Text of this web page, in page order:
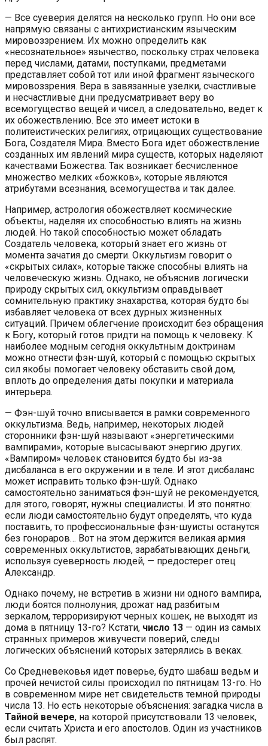
— Все суеверия делятся на несколько групп. Но они все
напрямую связаны с антихристианским языческим
мировоззрением. Их можно определить как
«несознательное» язычество, поскольку страх человека
перед числами, датами, поступками, предметами
представляет собой тот или иной фрагмент языческого
мировоззрения. Вера в завязанные узелки, счастливые
и несчастливые дни предусматривает веру во
всемогущество вещей и чисел, а следовательно, ведет к
их обожествлению. Все это имеет истоки в
политеистических религиях, отрицающих существование
Бога, Создателя Мира. Вместо Бога идет обожествление
созданных им явлений мира существ, которых наделяют
качествами Божества. Так возникает бесчисленное
множество мелких «божков», которые являются
атрибутами всезнания, всемогущества и так далее.
Например, астрология обожествляет космические
объекты, наделяя их способностью влиять на жизнь
людей. Но такой способностью может обладать
Создатель человека, который знает его жизнь от
момента зачатия до смерти. Оккультизм говорит о
«скрытых силах», которые также способны влиять на
человеческую жизнь. Однако, не объяснив логически
природу скрытых сил, оккультизм оправдывает
сомнительную практику знахарства, которая будто бы
избавляет человека от всех дурных жизненных
ситуаций. Причем облегчение происходит без обращения
к Богу, который готов придти на помощь к человеку. К
наиболее модным сегодня оккультным доктринам
можно отнести фэн-шуй, который с помощью скрытых
сил якобы помогает человеку обставить свой дом,
вплоть до определения даты покупки и материала
интерьера.
— Фэн-шуй точно вписывается в рамки современного
оккультизма. Ведь, например, некоторых людей
сторонники фэн-шуй называют «энергетическими
вампирами», которые высасывают энергию других.
«Вампиром» человек становится будто бы из-за
дисбаланса в его окружении и в теле. И этот дисбаланс
может исправить только фэн-шуй. Однако
самостоятельно заниматься фэн-шуй не рекомендуется,
для этого, говорят, нужны специалисты. И это понятно:
если люди самостоятельно будут определять, что куда
поставить, то профессиональные фэн-шуисты останутся
без гонораров… Вот на этом держится великая армия
современных оккультистов, зарабатывающих деньги,
используя суеверность людей, — предостерег отец
Александр.
Однако почему, не встретив в жизни ни одного вампира,
люди боятся полнолуния, дрожат над разбитым
зеркалом, терроризируют черных кошек, не выходят из
дома в пятницу 13-го? Кстати, число 13 — один из самых
странных примеров живучести поверий, следы
логических объяснений которых затерялись в веках.
Со Средневековья идет поверье, будто шабаш ведьм и
прочей нечистой силы происходил по пятницам 13-го. Но
в современном мире нет свидетельств темной природы
числа 13. Но есть некоторые объяснения: загадка числа в
Тайной вечере, на которой присутствовали 13 человек,
если считать Христа и его апостолов. Один из участников
был распят.